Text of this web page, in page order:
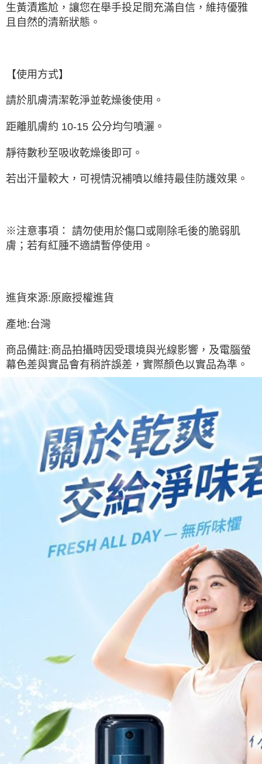
生黃漬尷尬，讓您在舉手投足間充滿自信，維持優雅
且自然的清新狀態。
【使用方式】
請於肌膚清潔乾淨並乾燥後使用。
距離肌膚約 10-15 公分均勻噴灑。
靜待數秒至吸收乾燥後即可。
若出汗量較大，可視情況補噴以維持最佳防護效果。
※注意事項： 請勿使用於傷口或剛除毛後的脆弱肌
膚；若有紅腫不適請暫停使用。
進貨來源:原廠授權進貨
產地:台灣
商品備註:商品拍攝時因受環境與光線影響，及電腦螢
幕色差與實品會有稍許誤差，實際顏色以實品為準。